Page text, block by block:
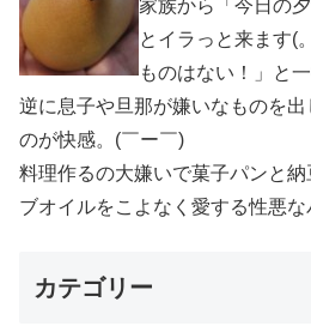
家族から「今日の
とイラっと来ます(
ものはない！」と
逆に息子や旦那が嫌いなものを
のが快感。(￣ー￣)
料理作るの大嫌いで菓子パンと
ブオイルをこよなく愛する性悪
カテゴリー